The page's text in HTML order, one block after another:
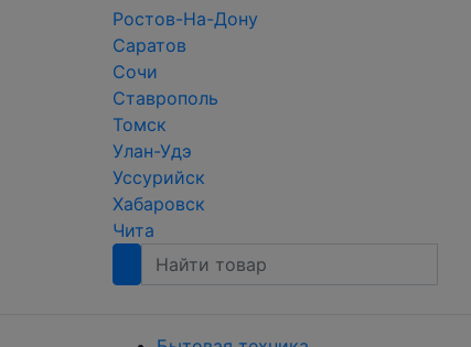
Ростов-На-Дону
Саратов
Сочи
Ставрополь
Томск
Улан-Удэ
Уссурийск
Хабаровск
Чита